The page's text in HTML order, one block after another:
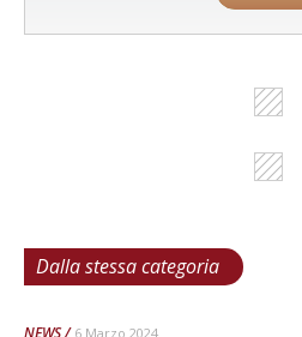
Dalla stessa categoria
NEWS 6 Marzo 2024